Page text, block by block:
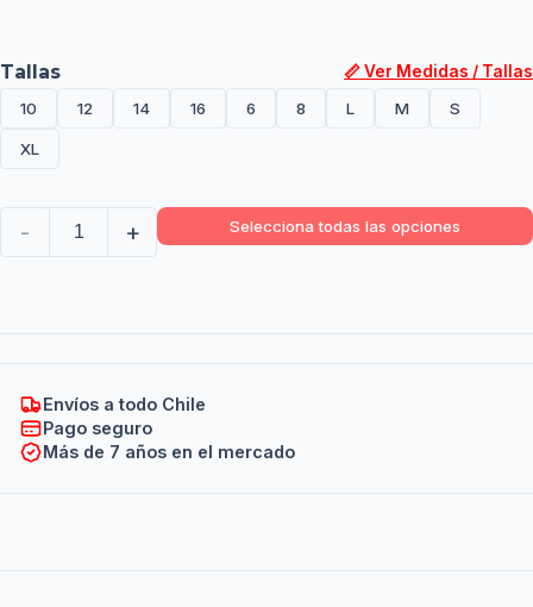
Tallas
📏 Ver Medidas / Tallas
10
12 14 16 6 8 L M S
XL
- + Selecciona todas las opciones
Envíos a todo Chile
Pago seguro
Más de 7 años en el mercado